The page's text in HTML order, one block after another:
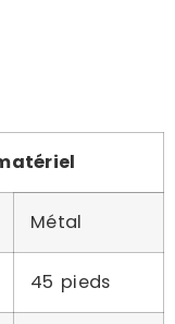
Métal
45 pieds